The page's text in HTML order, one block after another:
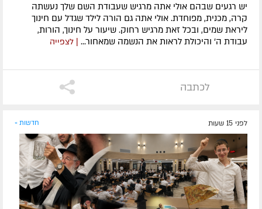
יש רגעים שבהם אולי אתה מרגיש שעבודת השם שלך נעשתה
קרה, מכנית, מפוחדת. אולי אתה גם הורה לילד שגדל עם חינוך
ליראת שמים, ובכל זאת מרגיש רחוק. שיעור על חינוך, הורות,
עבודת ה׳ והיכולת לראות את הנשמה שמאחור...
| לצפייה
לכתבה
לפני 15 שעות חדשות »